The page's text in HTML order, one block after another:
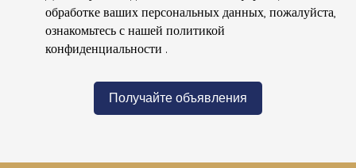
обработке ваших персональных данных, пожалуйста,
ознакомьтесь с нашей политикой
конфиденциальности .
Получайте объявления